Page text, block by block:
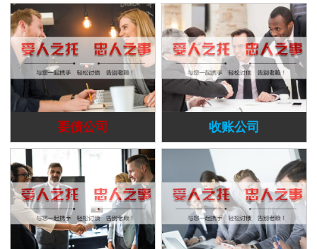
要债公司 收账公司